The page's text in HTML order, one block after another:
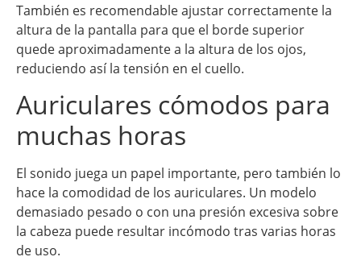
También es recomendable ajustar correctamente la
altura de la pantalla para que el borde superior
quede aproximadamente a la altura de los ojos,
reduciendo así la tensión en el cuello.
Auriculares cómodos para
muchas horas
El sonido juega un papel importante, pero también lo
hace la comodidad de los auriculares. Un modelo
demasiado pesado o con una presión excesiva sobre
la cabeza puede resultar incómodo tras varias horas
de uso.